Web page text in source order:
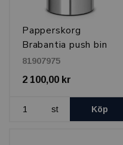
Papperskorg
Brabantia push bin
60 l, Matt Stål
81907975
2 100,00 kr
st Köp